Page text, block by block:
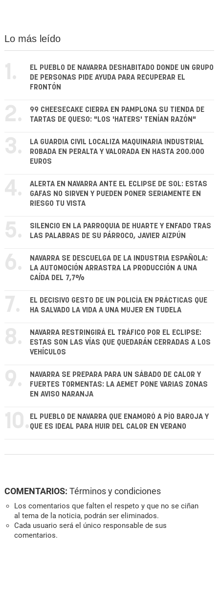
Lo más leído
1.
EL PUEBLO DE NAVARRA DESHABITADO DONDE UN GRUPO
DE PERSONAS PIDE AYUDA PARA RECUPERAR EL
FRONTÓN
2.
99 CHEESECAKE CIERRA EN PAMPLONA SU TIENDA DE
TARTAS DE QUESO: "LOS 'HATERS' TENÍAN RAZÓN"
3.
LA GUARDIA CIVIL LOCALIZA MAQUINARIA INDUSTRIAL
ROBADA EN PERALTA Y VALORADA EN HASTA 200.000
EUROS
4.
ALERTA EN NAVARRA ANTE EL ECLIPSE DE SOL: ESTAS
GAFAS NO SIRVEN Y PUEDEN PONER SERIAMENTE EN
RIESGO TU VISTA
5.
SILENCIO EN LA PARROQUIA DE HUARTE Y ENFADO TRAS
LAS PALABRAS DE SU PÁRROCO, JAVIER AIZPÚN
6.
NAVARRA SE DESCUELGA DE LA INDUSTRIA ESPAÑOLA:
LA AUTOMOCIÓN ARRASTRA LA PRODUCCIÓN A UNA
CAÍDA DEL 7,7%
7.
EL DECISIVO GESTO DE UN POLICÍA EN PRÁCTICAS QUE
HA SALVADO LA VIDA A UNA MUJER EN TUDELA
8.
NAVARRA RESTRINGIRÁ EL TRÁFICO POR EL ECLIPSE:
ESTAS SON LAS VÍAS QUE QUEDARÁN CERRADAS A LOS
VEHÍCULOS
9.
NAVARRA SE PREPARA PARA UN SÁBADO DE CALOR Y
FUERTES TORMENTAS: LA AEMET PONE VARIAS ZONAS
EN AVISO NARANJA
10. EL PUEBLO DE NAVARRA QUE ENAMORÓ A PÍO BAROJA Y
QUE ES IDEAL PARA HUIR DEL CALOR EN VERANO
COMENTARIOS: Términos y condiciones
Los comentarios que falten el respeto y que no se ciñan
al tema de la noticia, podrán ser eliminados.
Cada usuario será el único responsable de sus
comentarios.